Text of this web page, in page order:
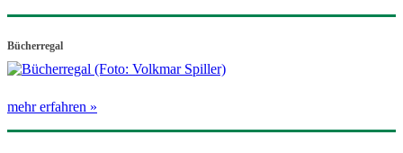
Bücherregal
mehr erfahren »